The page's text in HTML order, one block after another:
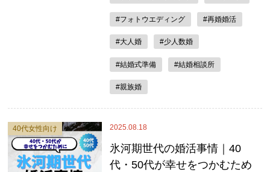
#フォトウエディング #再婚婚活
#大人婚 #少人数婚
#結婚式準備 #結婚相談所
#親族婚
2025.08.18
40代女性向け
氷河期世代の婚活事情｜40
代・50代が幸せをつかむため